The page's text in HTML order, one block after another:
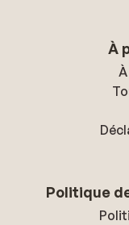
À
Politique